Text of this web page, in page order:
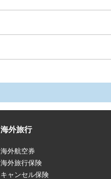
海外旅行
海外航空券
海外旅行保険
キャンセル保険